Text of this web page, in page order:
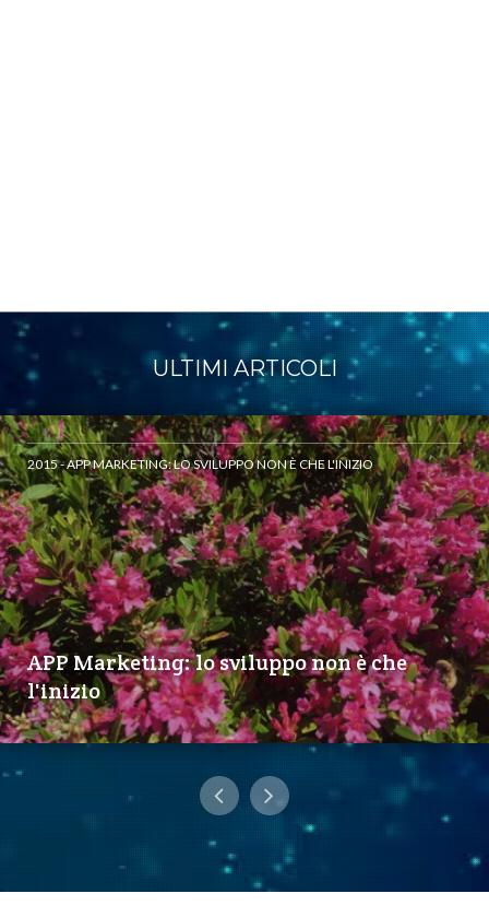
ULTIMI ARTICOLI
2015 - APP MARKETING: LO SVILUPPO NON È CHE L'INIZIO
APP Marketing: lo sviluppo non è che
l'inizio